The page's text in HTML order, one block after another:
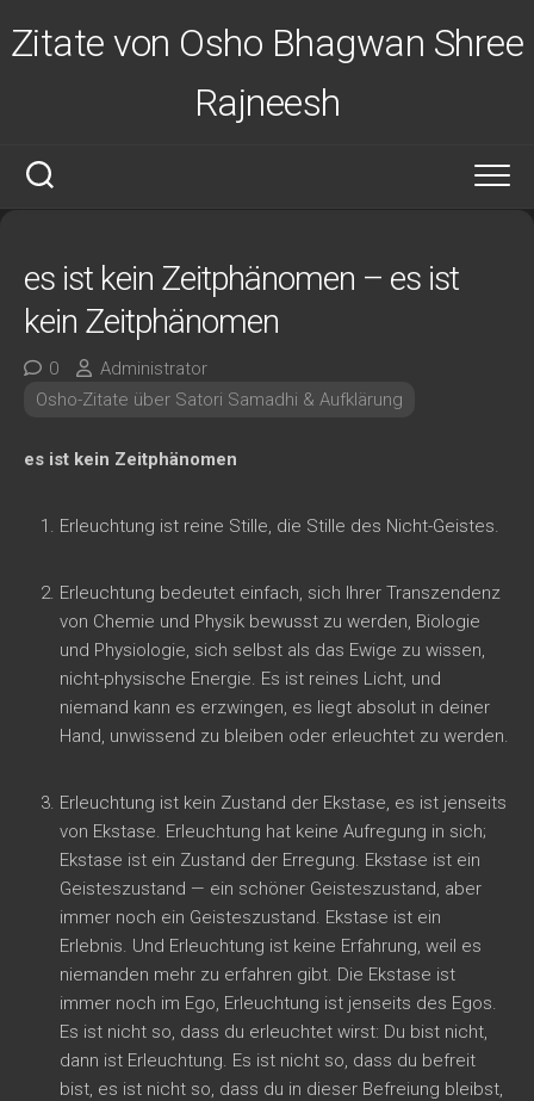
Inhalt
Zitate von Osho Bhagwan Shree
Rajneesh
es ist kein Zeitphänomen – es ist
kein Zeitphänomen
0
Administrator
Osho-Zitate über Satori Samadhi & Aufklärung
es ist kein Zeitphänomen
Erleuchtung ist reine Stille, die Stille des Nicht-Geistes.
Erleuchtung bedeutet einfach, sich Ihrer Transzendenz
von Chemie und Physik bewusst zu werden, Biologie
und Physiologie, sich selbst als das Ewige zu wissen,
nicht-physische Energie. Es ist reines Licht, und
niemand kann es erzwingen, es liegt absolut in deiner
Hand, unwissend zu bleiben oder erleuchtet zu werden.
Erleuchtung ist kein Zustand der Ekstase, es ist jenseits
von Ekstase. Erleuchtung hat keine Aufregung in sich;
Ekstase ist ein Zustand der Erregung. Ekstase ist ein
Geisteszustand — ein schöner Geisteszustand, aber
immer noch ein Geisteszustand. Ekstase ist ein
Erlebnis. Und Erleuchtung ist keine Erfahrung, weil es
niemanden mehr zu erfahren gibt. Die Ekstase ist
immer noch im Ego, Erleuchtung ist jenseits des Egos.
Es ist nicht so, dass du erleuchtet wirst: Du bist nicht,
dann ist Erleuchtung. Es ist nicht so, dass du befreit
bist, es ist nicht so, dass du in dieser Befreiung bleibst,